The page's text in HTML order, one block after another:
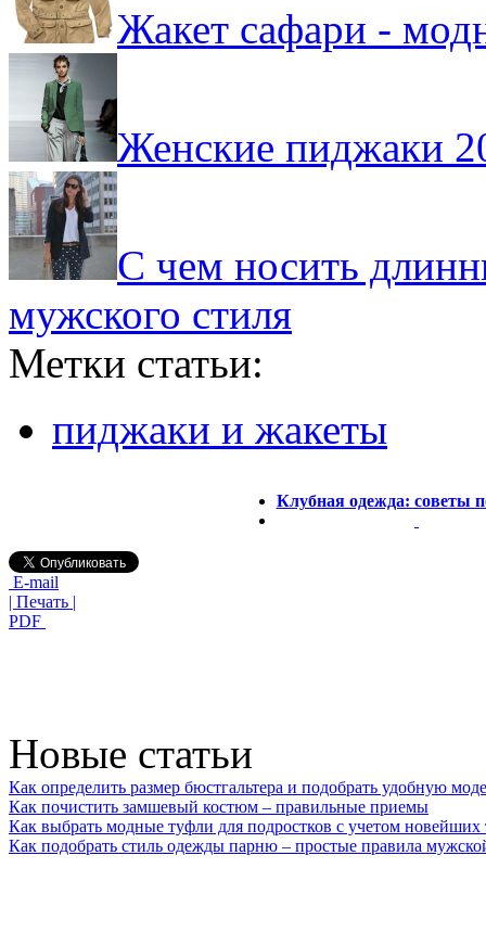
Жакет сафари -
Женские пиджаки
С чем носить
мужского стиля
Метки статьи:
пиджаки и жакеты
Клубная одежда: советы
E-mail
| Печать |
PDF
Новые статьи
Как определить размер бюстгальтера и подобрать удобную
Как почистить замшевый костюм – правильные приемы
Как выбрать модные туфли для подростков с учетом новейших
Как подобрать стиль одежды парню – простые правила